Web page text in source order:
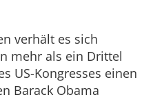
verhält es sich
mehr als ein Drittel
US-Kongresses einen
Barack Obama